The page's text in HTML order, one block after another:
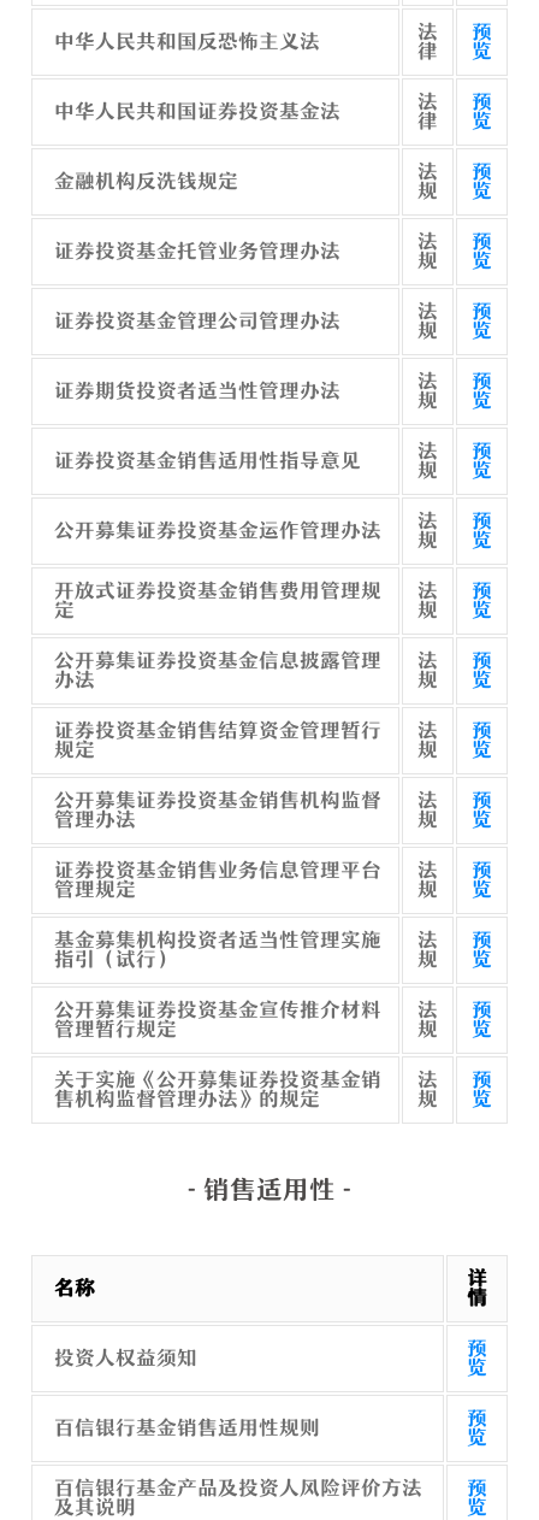
中华人民共和国反恐怖主义法
法
律
预
览
中华人民共和国证券投资基金法
法
律
预
览
金融机构反洗钱规定
法
规
预
览
证券投资基金托管业务管理办法
法
规
预
览
证券投资基金管理公司管理办法
法
规
预
览
证券期货投资者适当性管理办法
法
规
预
览
证券投资基金销售适用性指导意见
法
规
预
览
公开募集证券投资基金运作管理办法
法
规
预
览
开放式证券投资基金销售费用管理规
定
法
规
预
览
公开募集证券投资基金信息披露管理
办法
法
规
预
览
证券投资基金销售结算资金管理暂行
规定
法
规
预
览
公开募集证券投资基金销售机构监督
管理办法
法
规
预
览
证券投资基金销售业务信息管理平台
管理规定
法
规
预
览
基金募集机构投资者适当性管理实施
指引（试行）
法
规
预
览
公开募集证券投资基金宣传推介材料
管理暂行规定
法
规
预
览
关于实施《公开募集证券投资基金销
售机构监督管理办法》的规定
法
规
预
览
- 销售适用性 -
名称
详
情
投资人权益须知
预
览
百信银行基金销售适用性规则
预
览
百信银行基金产品及投资人风险评价方法
及其说明
预
览